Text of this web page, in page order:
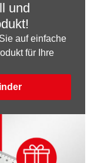
und
auf einfache
für Ihre